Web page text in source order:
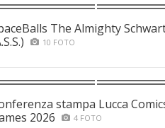
The Almighty
10 FOTO
stampa Lucca
2026
4 FOTO